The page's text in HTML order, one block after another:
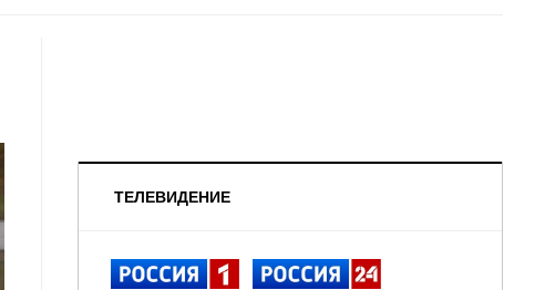
ТЕЛЕВИДЕНИЕ